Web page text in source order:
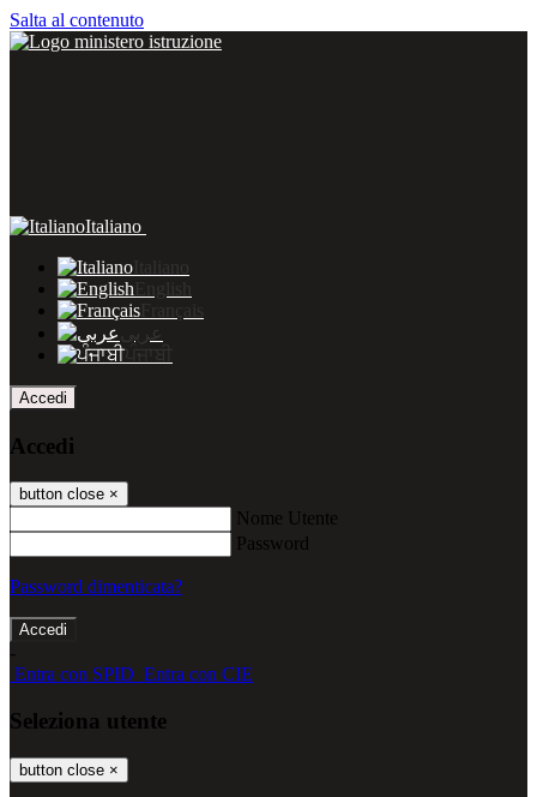
Salta al contenuto
Italiano
Italiano
English
Français
عربى
ਪੰਜਾਬੀ
Accedi
Accedi
button close ×
Nome Utente
Password
Password dimenticata?
-
Entra con SPID Entra con CIE
Seleziona utente
button close ×